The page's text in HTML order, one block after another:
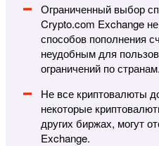
Ограниченный выбор
Crypto.com Exchange
способов пополнения
неудобным для
ограничений по странам.
Не все криптовалюты
некоторые
других биржах, могут
Exchange.